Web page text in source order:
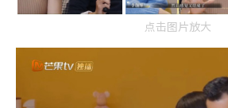
点击图片放大